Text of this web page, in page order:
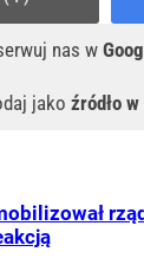
nas w
jako źródło